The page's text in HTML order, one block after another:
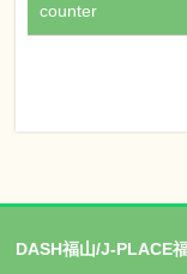
counter
DASH福山/J-PLACE